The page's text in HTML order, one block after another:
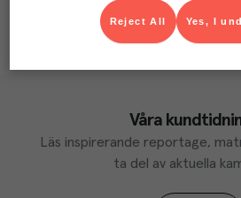
Våra
Läs inspirerande reportage,
ta del av aktuella
Yes, I
Reject All